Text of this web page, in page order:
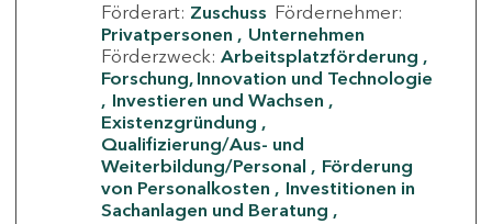
Förderart: Zuschuss Fördernehmer:
Privatpersonen
Unternehmen
Förderzweck: Arbeitsplatzförderung
Forschung, Innovation und Technologie
Investieren und Wachsen
Existenzgründung
Qualifizierung/Aus- und
Weiterbildung/Personal
Förderung
von Personalkosten
Investitionen in
Sachanlagen und Beratung